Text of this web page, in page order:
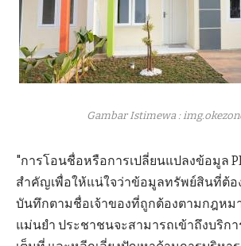
Gambar Istimewa :
"การโอนชื่อหรือการเปลี่ยนแปลงข้อมูล
สำคัญเพื่อให้แน่ใจว่าข้อมูลทรัพย์สินที่ต้อ
บันทึกตามชื่อเจ้าของที่ถูกต้องตามกฎหม
แม่นยำ ประชาชนจะสามารถเข้าถึงบริก